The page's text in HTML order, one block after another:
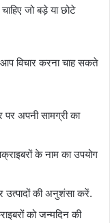
जो बड़े या छोटे
विचार करना चाह सकते
अपनी सामग्री का
के नाम का उपयोग
उत्पादों की अनुशंसा करें.
को जन्मदिन की